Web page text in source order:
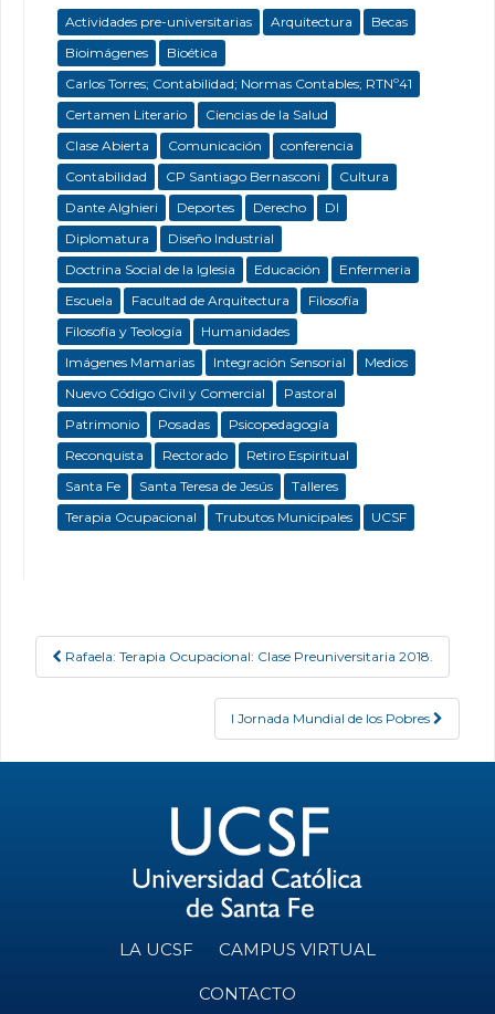
Actividades pre-universitarias Arquitectura
Becas
Bioimágenes
Bioética
Carlos Torres; Contabilidad; Normas Contables; RTNº41
Certamen Literario
Ciencias de la Salud
Clase Abierta
Comunicación
conferencia
Contabilidad
CP Santiago Bernasconi
Cultura
Dante Alghieri
Deportes Derecho
DI
Diplomatura
Diseño Industrial
Doctrina Social de la Iglesia
Educación
Enfermeria
Escuela
Facultad de Arquitectura
Filosofía
Filosofía y Teología
Humanidades
Imágenes Mamarias
Integración Sensorial
Medios
Nuevo Código Civil y Comercial
Pastoral
Patrimonio
Posadas
Psicopedagogía
Reconquista
Rectorado
Retiro Espiritual
Santa Fe
Santa Teresa de Jesús
Talleres
Terapia Ocupacional
Trubutos Municipales UCSF
Post navigation
Rafaela: Terapia Ocupacional: Clase Preuniversitaria 2018.
I Jornada Mundial de los Pobres
LA UCSF CAMPUS VIRTUAL
CONTACTO